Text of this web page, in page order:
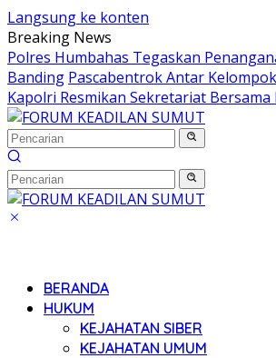
Langsung ke konten
Breaking News
Polres Humbahas Tegaskan
Banding Pascabentrok Antar
Kapolri Resmikan Sekretariat
BERANDA
HUKUM
KEJAHATAN SIBER
KEJAHATAN UMUM